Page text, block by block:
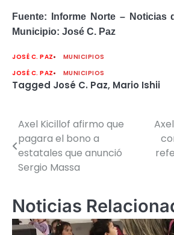
Fuente: Informe Norte – Noticias
Municipio: José C. Paz
JOSÉ C. PAZ
MUNICIPIOS
JOSÉ C. PAZ
MUNICIPIOS
Tagged José C. Paz, Mario Ishii
Navegación
de
entradas
Axel Kicillof afirmo que
pagara el bono a
estatales que anunció
Sergio Massa
Noticias